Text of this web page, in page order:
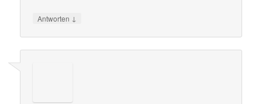
Antworten ↓